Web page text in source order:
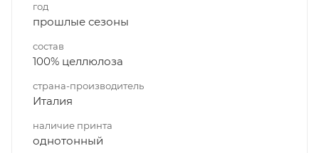
год
прошлые сезоны
состав
100% целлюлоза
страна-производитель
Италия
наличие принта
однотонный